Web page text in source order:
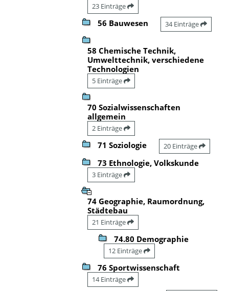
23 Einträge
56 Bauwesen 34 Einträge
58 Chemische Technik,
Umwelttechnik, verschiedene
Technologien
5 Einträge
70 Sozialwissenschaften
allgemein
2 Einträge
71 Soziologie 20 Einträge
73 Ethnologie, Volkskunde
3 Einträge
74 Geographie, Raumordnung,
Städtebau
21 Einträge
74.80 Demographie
12 Einträge
76 Sportwissenschaft
14 Einträge